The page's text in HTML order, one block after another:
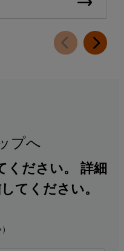
プへ
ください。 詳細
てください。